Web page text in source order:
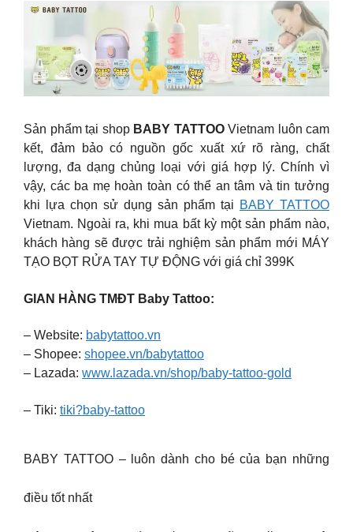
Sản phẩm tại shop BABY TATTOOVietnam luôn cam
kết, đảm bảo có nguồn gốc xuất xứ rõ ràng, chất
lượng, đa dạng chủng loại với giá hợp lý. Chính vì
vậy, các ba mẹ hoàn toàn có thể an tâm và tin tưởng
khi lựa chọn sử dụng sản phẩm tại BABY TATTOO
Vietnam. Ngoài ra, khi mua bất kỳ một sản phẩm nào,
khách hàng sẽ được trải nghiệm sản phẩm mới MÁY
TẠO BỌT RỬA TAY TỰ ĐỘNG với giá chỉ 399K
GIAN HÀNG TMĐT Baby Tattoo:
– Website: babytattoo.vn
– Shopee: shopee.vn/babytattoo
– Lazada: www.lazada.vn/shop/baby-tattoo-gold
– Tiki: tiki?baby-tattoo
BABY TATTOO – luôn dành cho bé của bạn những
điều tốt nhất